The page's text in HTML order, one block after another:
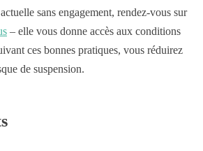
sans engagement, rendez-vous sur
– elle vous donne accès aux conditions
ces bonnes pratiques, vous réduirez
de suspension.